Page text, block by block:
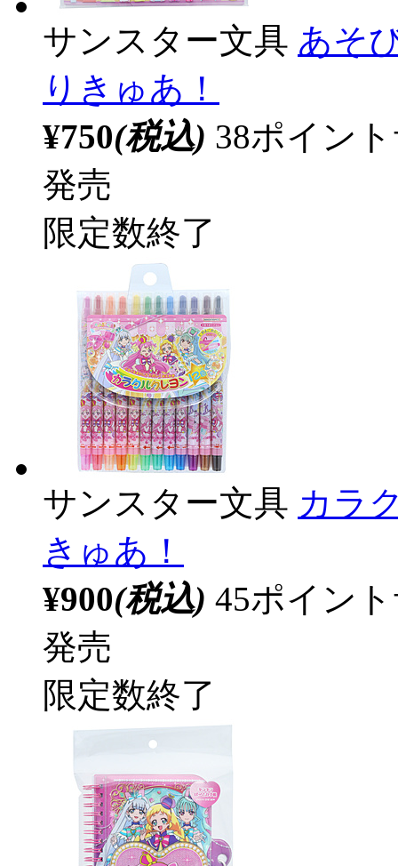
サンスター文具 あそ
りきゅあ！
¥750(税込) 38ポイン
発売
限定数終了
サンスター文具 カラ
きゅあ！
¥900(税込) 45ポイン
発売
限定数終了